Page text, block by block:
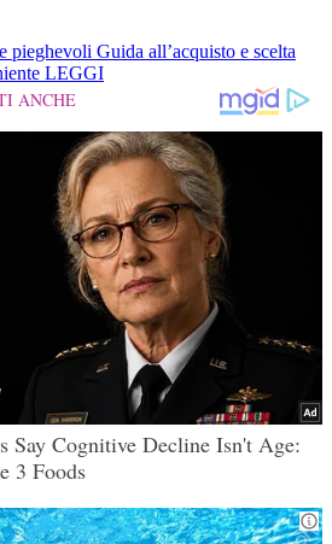
pieghevoli Guida all’acquisto e scelta
LEGGI